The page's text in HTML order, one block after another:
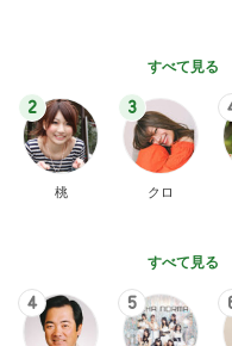
すべて見る
2
桃
3
クロ
すべて見る
4 5